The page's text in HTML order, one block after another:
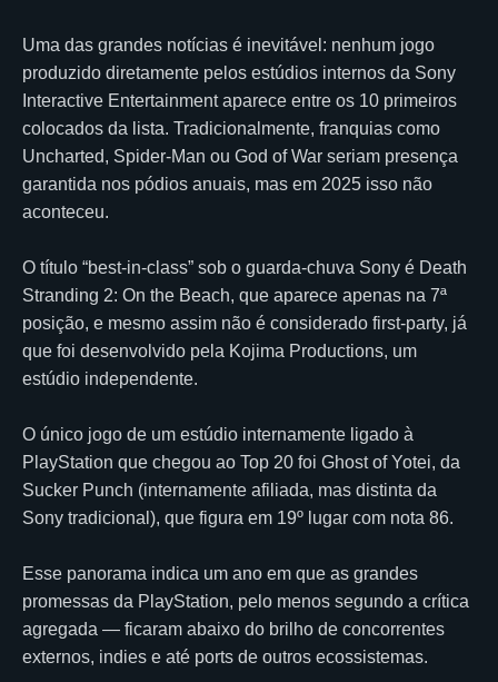
Uma das grandes notícias é inevitável: nenhum jogo
produzido diretamente pelos estúdios internos da Sony
Interactive Entertainment aparece entre os 10 primeiros
colocados da lista. Tradicionalmente, franquias como
Uncharted, Spider-Man ou God of War seriam presença
garantida nos pódios anuais, mas em 2025 isso não
aconteceu.
O título “best-in-class” sob o guarda-chuva Sony é Death
Stranding 2: On the Beach, que aparece apenas na 7ª
posição, e mesmo assim não é considerado first-party, já
que foi desenvolvido pela Kojima Productions, um
estúdio independente.
O único jogo de um estúdio internamente ligado à
PlayStation que chegou ao Top 20 foi Ghost of Yotei, da
Sucker Punch (internamente afiliada, mas distinta da
Sony tradicional), que figura em 19º lugar com nota 86.
Esse panorama indica um ano em que as grandes
promessas da PlayStation, pelo menos segundo a crítica
agregada — ficaram abaixo do brilho de concorrentes
externos, indies e até ports de outros ecossistemas.